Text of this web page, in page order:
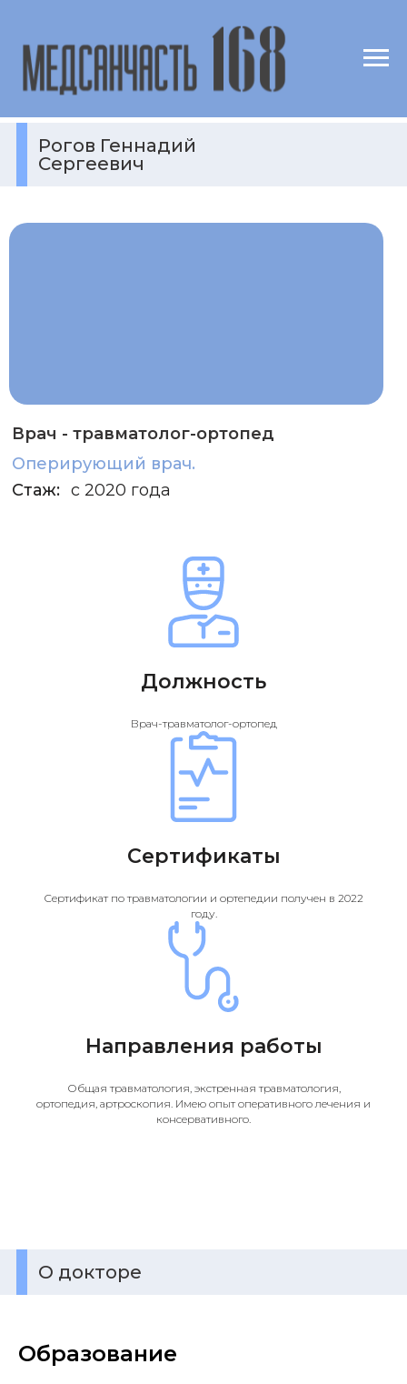
Рогов Геннадий
Сергеевич
Оперирующий врач.
Стаж: с 2020 года
Врач - травматолог-ортопед
Должность
Врач-травматолог-ортопед
Сертификаты
Сертификат по травматологии и ортепедии получен в 2022
году.
Направления работы
Общая травматология, экстренная травматология,
ортопедия, артроскопия. Имею опыт оперативного лечения и
консервативного.
О докторе
Образование